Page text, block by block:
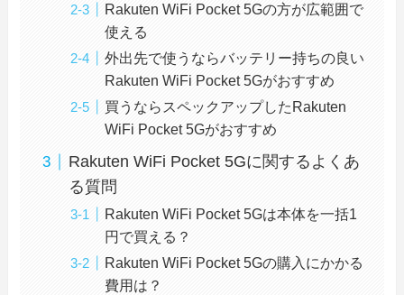
Rakuten WiFi Pocket 5Gの方が広範囲で
使える
外出先で使うならバッテリー持ちの良い
Rakuten WiFi Pocket 5Gがおすすめ
買うならスペックアップしたRakuten
WiFi Pocket 5Gがおすすめ
Rakuten WiFi Pocket 5Gに関するよくあ
る質問
Rakuten WiFi Pocket 5Gは本体を一括1
円で買える？
Rakuten WiFi Pocket 5Gの購入にかかる
費用は？